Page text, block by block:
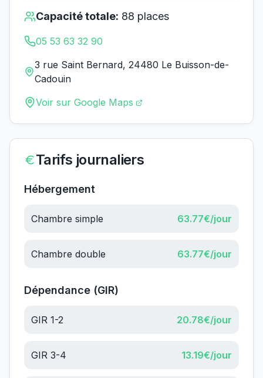
Capacité totale: 88 places
05 53 63 32 90
3 rue Saint Bernard, 24480 Le Buisson-de-
Cadouin
Voir sur Google Maps
Tarifs journaliers
Hébergement
Chambre simple 63.77€/jour
Chambre double 63.77€/jour
Dépendance (GIR)
GIR 1-2 20.78€/jour
GIR 3-4 13.19€/jour